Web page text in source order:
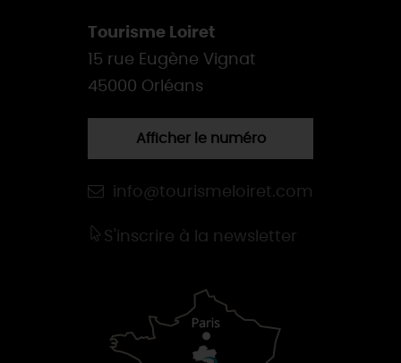
Tourisme Loiret
15 rue Eugène Vignat
45000 Orléans
Afficher le numéro
info@tourismeloiret.com
S'inscrire à la newsletter